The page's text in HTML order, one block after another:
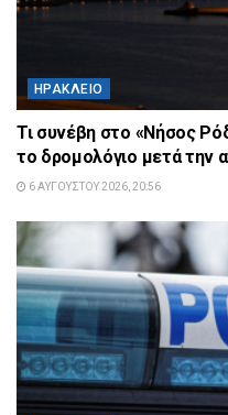
ΗΡΆΚΛΕΙΟ
Τι συνέβη στο «Νήσος
το δρομολόγιο μετά την
6 ΑΥΓΟΎΣΤΟΥ 2026, 20:56